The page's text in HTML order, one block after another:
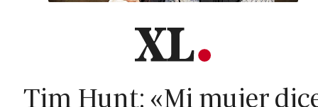
Tim Hunt: «Mi mujer